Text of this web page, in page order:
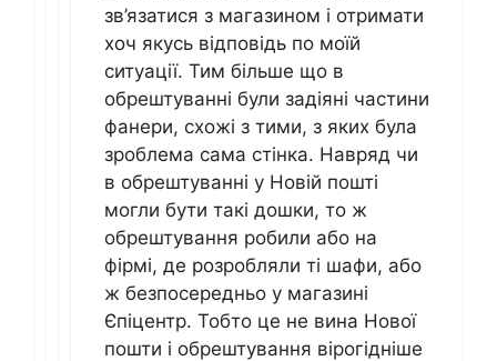
зв’язатися з магазином і отримати
хоч якусь відповідь по моїй
ситуації. Тим більше що в
обрештуванні були задіяні частини
фанери, схожі з тими, з яких була
зроблема сама стінка. Навряд чи
в обрештуванні у Новій пошті
могли бути такі дошки, то ж
обрештування робили або на
фірмі, де розробляли ті шафи, або
ж безпосередньо у магазині
Єпіцентр. Тобто це не вина Нової
пошти і обрештування вірогідніше